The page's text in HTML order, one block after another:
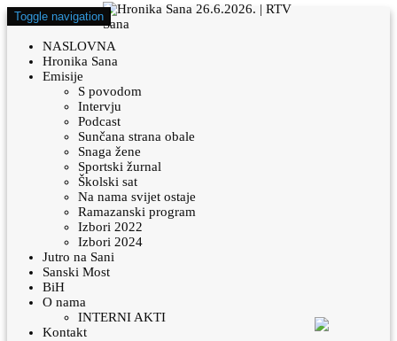
Toggle navigation
NASLOVNA
Hronika Sana
Emisije
S povodom
Intervju
Podcast
Sunčana strana obale
Snaga žene
Sportski žurnal
Školski sat
Na nama svijet ostaje
Ramazanski program
Izbori 2022
Izbori 2024
Jutro na Sani
Sanski Most
BiH
O nama
INTERNI AKTI
Kontakt